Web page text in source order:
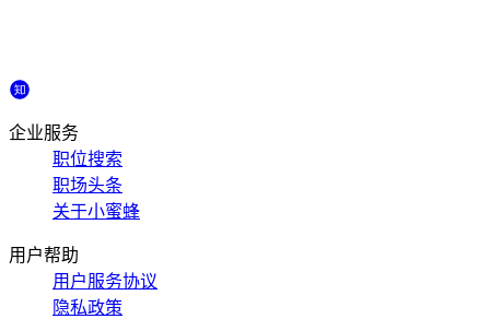
企业服务
职位搜索
职场头条
关于小蜜蜂
用户帮助
用户服务协议
隐私政策